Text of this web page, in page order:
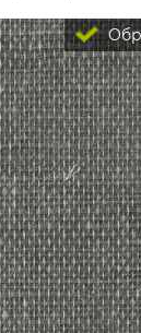
Офис
Кухня